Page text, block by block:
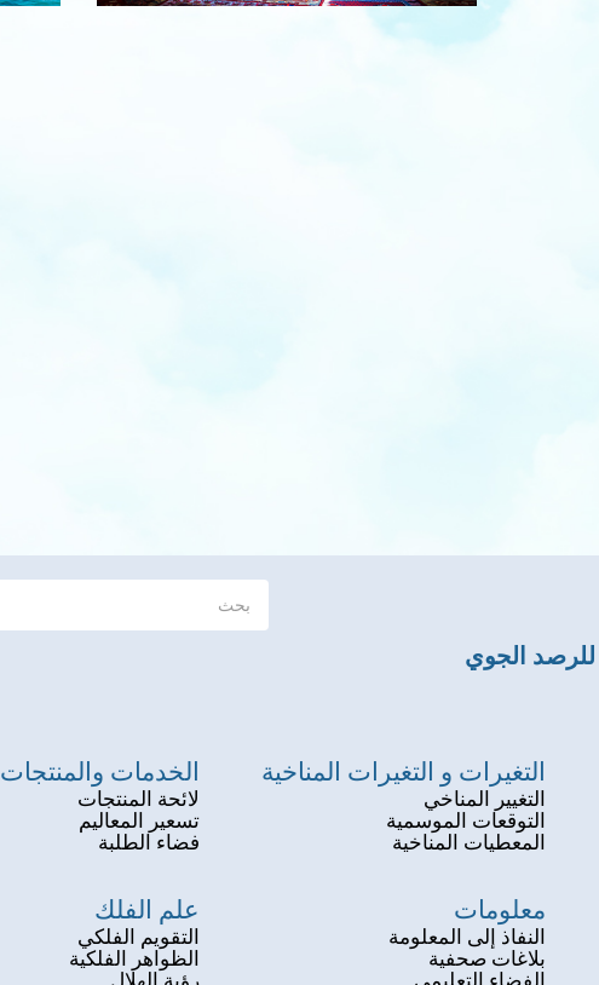
للرصد الجوي
التغيرات و التغيرات المناخية
التغيير المناخي
التوقعات الموسمية
المعطيات المناخية
الخدمات والمنتجات
لائحة المنتجات
تسعير المعاليم
فضاء الطلبة
معلومات
النفاذ إلى المعلومة
بلاغات صحفية
علم الفلك
التقويم الفلكي
الظواهر الفلكية